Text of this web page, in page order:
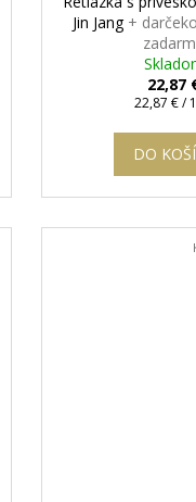
Jin Jang +
22,87
22,87 € /
DO